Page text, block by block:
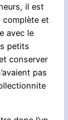
il est
complète et
avec le
petits
conserver
pas